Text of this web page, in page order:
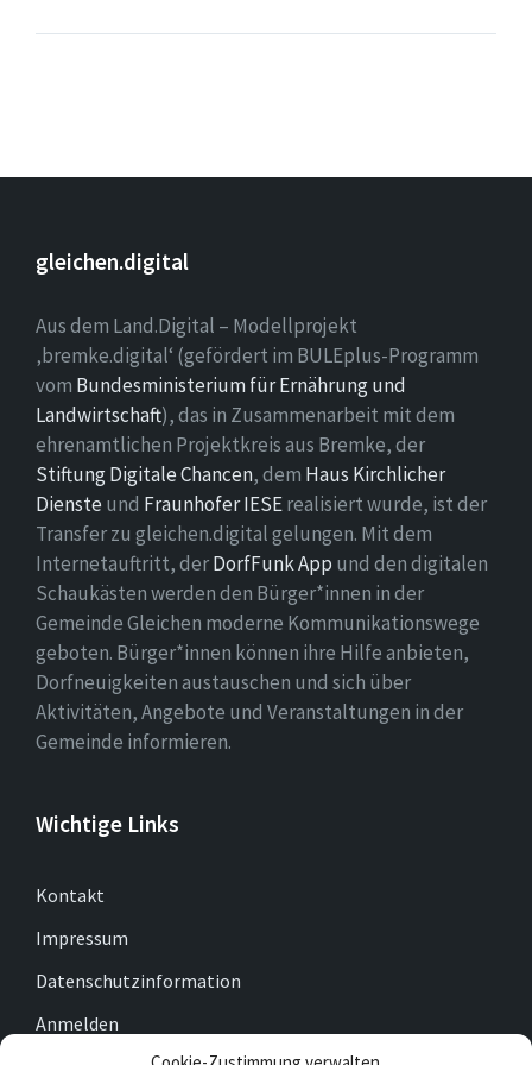
gleichen.digital
Aus dem Land.Digital – Modellprojekt
‚bremke.digital‘ (gefördert im BULEplus-Programm
vom Bundesministerium für Ernährung und
Landwirtschaft), das in Zusammenarbeit mit dem
ehrenamtlichen Projektkreis aus Bremke, der
Stiftung Digitale Chancen, dem Haus Kirchlicher
Dienste und Fraunhofer IESErealisiert wurde, ist der
Transfer zu gleichen.digital gelungen. Mit dem
Internetauftritt, derDorfFunk App und den digitalen
Schaukästen werden den Bürger*innen in der
Gemeinde Gleichen moderne Kommunikationswege
geboten. Bürger*innen können ihre Hilfe anbieten,
Dorfneuigkeiten austauschen und sich über
Aktivitäten, Angebote und Veranstaltungen in der
Gemeinde informieren.
Wichtige Links
Kontakt
Impressum
Datenschutzinformation
Anmelden